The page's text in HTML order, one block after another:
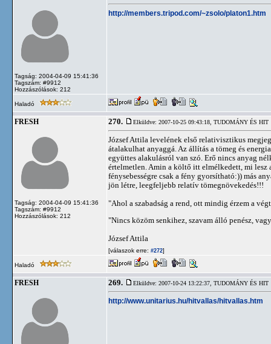
Tagság: 2004-04-09 15:41:36
Tagszám: #9912
Hozzászólások: 212
http://members.tripod.com/~zsolo/platon1.htm
Haladó
FRESH
Tagság: 2004-04-09 15:41:36
Tagszám: #9912
Hozzászólások: 212
270. Elküldve: 2007-10-25 09:43:18, TUDOMÁNY ÉS HIT
József Attila levelének első relativisztikus
átalakulhat anyaggá. Az állítás a tömeg és
együttes alakulásról van szó. Erő nincs anyag
értelmetlen. Amin a költő itt elmélkedett, mi lesz
fénysebességre csak a fény gyorsítható:)) más
jön létre, leegfeljebb relatív tömegnövekedés!!!
"Ahol a szabadság a rend, ott mindig érzem a
"Nincs közöm senkihez, szavam álló penész,
József Attila
[válaszok erre: #272]
Haladó
FRESH 269. Elküldve: 2007-10-24 13:22:37, TUDOMÁNY ÉS HIT
http://www.unitarius.hu/hitvallas/hitvallas.htm